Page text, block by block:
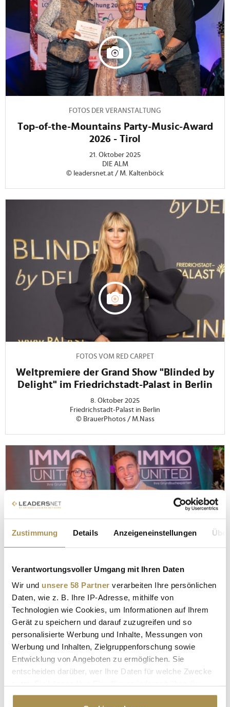
Zustimmung Details Anzeigeneinstellungen
Verantwortungsvoller Umgang mit Ihren Daten
Wir und unsere 58 Partner verarbeiten Ihre persönlichen
Daten, wie z. B. Ihre IP-Adresse, mithilfe von
Technologien wie Cookies, um Informationen auf Ihrem
Gerät zu speichern und darauf zuzugreifen und so
personalisierte Werbung und Inhalte, Messungen von
Werbung und Inhalten, Zielgruppenforschung sowie
Entwicklung von Angeboten zu ermöglichen. Sie
entscheiden darüber, wer Ihre Daten für welche Zwecke
Cookie-Erklärung oder durch Klicken auf das Privacy
FOTOS DER VERANSTALTUNG
Top-of-the-Mountains Party-Music-Award
2026 - Tirol
21. Oktober 2025
DIE ALM
© leadersnet.at / M. Kaltenböck
FOTOS VOM RED CARPET
Weltpremiere der Grand Show "Blinded by
Delight" im Friedrichstadt-Palast in Berlin
8. Oktober 2025
Friedrichstadt-Palast in Berlin
© BrauerPhotos / M.Nass
FOTOS DER VERANSTALTUNG
EXPOnite - IMMOunited
6. Oktober 2025
© Leadersnet / Ralf Kruse